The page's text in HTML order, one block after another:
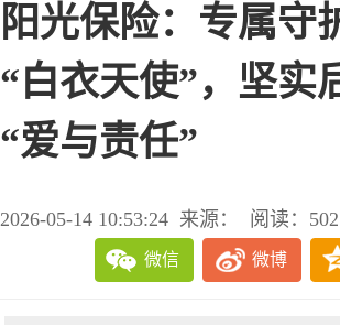
阳光保险：专属守
“白衣天使”，坚实
“爱与责任”
2026-05-14 10:53:24 来源： 阅读：502
微信 微博